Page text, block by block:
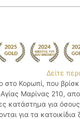
Δείτε
στο Κορωπί, που
Μαρίνας 210,
κατάστημα για όσους
για τα κατοικίδια